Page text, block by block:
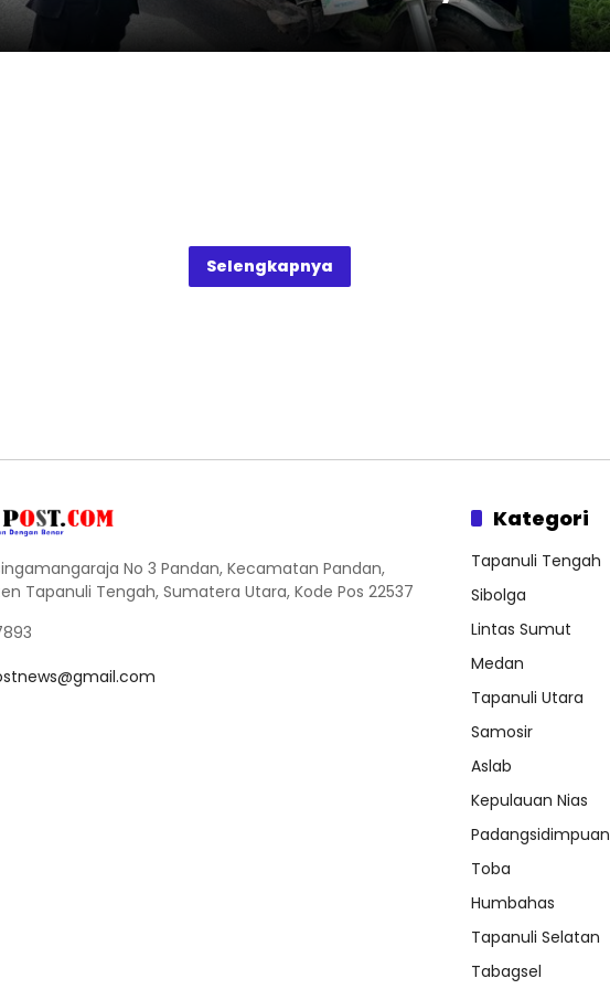
Selengkapnya
No 3 Pandan, Kecamatan Pandan,
Tapanuli Tengah, Sumatera Utara, Kode Pos 22537
Kategori
Tapanuli Tengah
Sibolga
Lintas Sumut
Medan
Tapanuli Utara
Samosir
Aslab
Kepulauan Nias
Padangsidimpuan
Toba
Humbahas
Tapanuli Selatan
Tabagsel